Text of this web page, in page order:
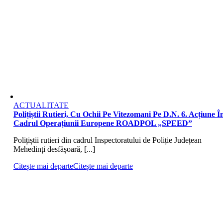
ACTUALITATE
Polițiștii Rutieri, Cu Ochii Pe Vitezomani Pe D.N. 6. Acțiune
Cadrul Operațiunii Europene ROADPOL „SPEED”
Polițiștii rutieri din cadrul Inspectoratului de Poliție Județean
Mehedinți desfășoară, [...]
Citește mai departeCitește mai departe